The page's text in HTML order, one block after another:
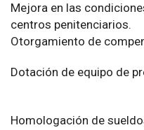
Mejora en las
centros penitenciarios.
Otorgamiento de
Dotación de equipo de
Homologación de